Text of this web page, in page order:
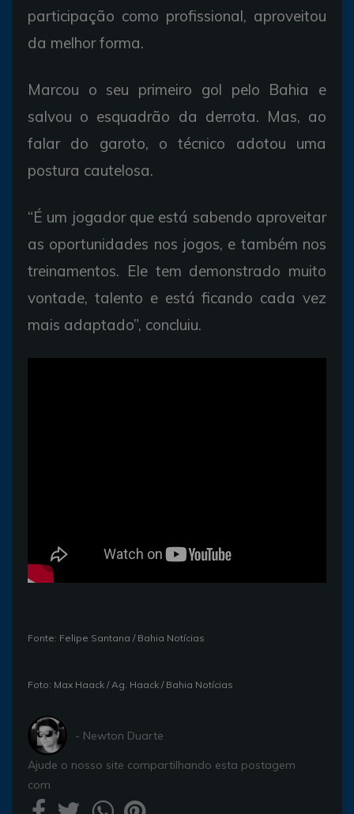
participação como profissional, aproveitou
da melhor forma.
Marcou o seu primeiro gol pelo Bahia e
salvou o esquadrão da derrota. Mas, ao
falar do garoto, o técnico adotou uma
postura cautelosa.
“É um jogador que está sabendo aproveitar
as oportunidades nos jogos, e também nos
treinamentos. Ele tem demonstrado muito
vontade, talento e está ficando cada vez
mais adaptado”, concluiu.
Fonte: Felipe Santana / Bahia Notícias
Foto: Max Haack / Ag. Haack / Bahia Notícias
- Newton Duarte
Ajude o nosso site compartilhando esta postagem
com